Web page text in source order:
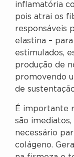
inflamatória
pois atrai os
responsáveis
elastina –
estimulados,
produção de
promovendo
de
É importante
são
necessário
colágeno.